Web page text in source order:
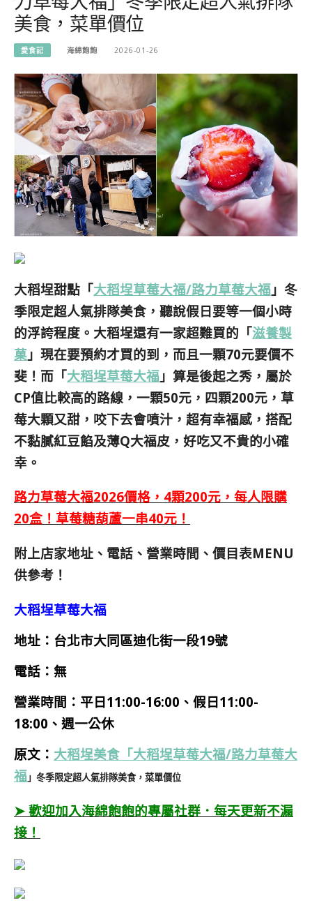
美食，菜單價位
愛食記 海綿飽飽 2026-01-26
大稻埕甜點「大稻埕草莓大福/路力草莓大福 」冬
季限定超人氣排隊美食，聽說假日要等一個小時
的浮誇程度。大稻埕還有一家超難買的「滋養製
菓 」現在要預約才買的到，而且一顆70元要價不
斐！而「大稻埕草莓大福 」算是後起之秀，屬於
CP值比較高的路線，一顆50元，四顆200元，草
莓大顆又甜，咬下去會噴汁，超有幸福感，搭配
不黏膩紅豆餡及薄Q大福皮，好吃又不貴的小確
幸。
路力草莓大福2026價格，4顆200元，每人限購
20盒！草莓糖葫蘆一串40元！
附上店家地址、電話、營業時間、價目表MENU
供參考！
大稻埕草莓大福
地址：台北市大同區迪化街一段19號
電話：無
營業時間： 平日11:00-16:00、假日11:00-
18:00、週一公休
原文： 大稻埕美食「大稻埕草莓大福/路力草莓大
福」冬季限定超人氣排隊美食，菜單價位
➤ 歡迎加入海綿飽飽的專屬社群．每天更新不漏
接！